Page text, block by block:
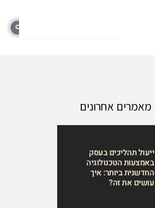
מאמרים אחרונים
ייעול תהליכים בעסק
באמצעות הטכנולוגיה
החדשנית ביותר: איך
עושים את זה?